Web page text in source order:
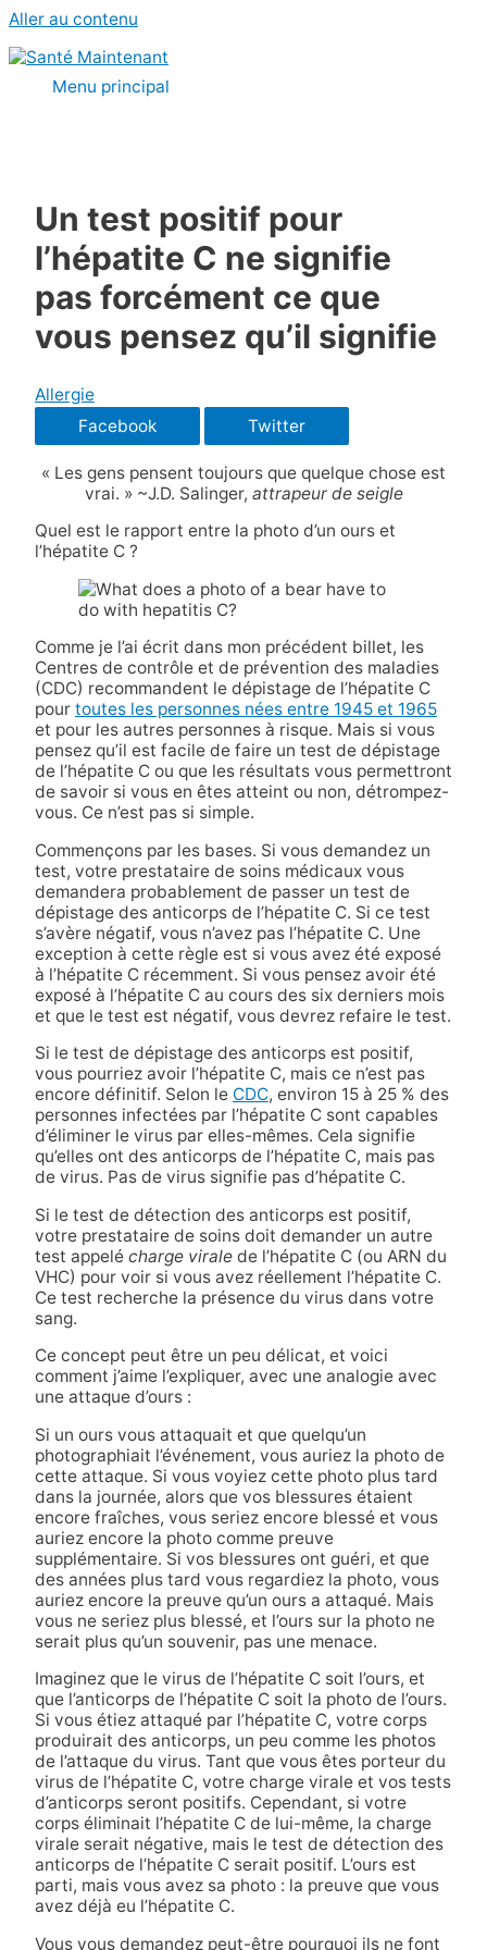
Aller au contenu
Menu principal
Un test positif pour
l’hépatite C ne signifie
pas forcément ce que
vous pensez qu’il signifie
Allergie
Facebook
Twitter
« Les gens pensent toujours que quelque chose est
vrai. » ~J.D. Salinger, attrapeur de seigle
Quel est le rapport entre la photo d’un ours et
l’hépatite C ?
Comme je l’ai écrit dans mon précédent billet, les
Centres de contrôle et de prévention des maladies
(CDC) recommandent le dépistage de l’hépatite C
pour toutes les personnes nées entre 1945 et 1965
et pour les autres personnes à risque. Mais si vous
pensez qu’il est facile de faire un test de dépistage
de l’hépatite C ou que les résultats vous permettront
de savoir si vous en êtes atteint ou non, détrompez-
vous. Ce n’est pas si simple.
Commençons par les bases. Si vous demandez un
test, votre prestataire de soins médicaux vous
demandera probablement de passer un test de
dépistage des anticorps de l’hépatite C. Si ce test
s’avère négatif, vous n’avez pas l’hépatite C. Une
exception à cette règle est si vous avez été exposé
à l’hépatite C récemment. Si vous pensez avoir été
exposé à l’hépatite C au cours des six derniers mois
et que le test est négatif, vous devrez refaire le test.
Si le test de dépistage des anticorps est positif,
vous pourriez avoir l’hépatite C, mais ce n’est pas
encore définitif. Selon le CDC, environ 15 à 25 % des
personnes infectées par l’hépatite C sont capables
d’éliminer le virus par elles-mêmes. Cela signifie
qu’elles ont des anticorps de l’hépatite C, mais pas
de virus. Pas de virus signifie pas d’hépatite C.
Si le test de détection des anticorps est positif,
votre prestataire de soins doit demander un autre
test appelé charge virale de l’hépatite C (ou ARN du
VHC) pour voir si vous avez réellement l’hépatite C.
Ce test recherche la présence du virus dans votre
sang.
Ce concept peut être un peu délicat, et voici
comment j’aime l’expliquer, avec une analogie avec
une attaque d’ours :
Si un ours vous attaquait et que quelqu’un
photographiait l’événement, vous auriez la photo de
cette attaque. Si vous voyiez cette photo plus tard
dans la journée, alors que vos blessures étaient
encore fraîches, vous seriez encore blessé et vous
auriez encore la photo comme preuve
supplémentaire. Si vos blessures ont guéri, et que
des années plus tard vous regardiez la photo, vous
auriez encore la preuve qu’un ours a attaqué. Mais
vous ne seriez plus blessé, et l’ours sur la photo ne
serait plus qu’un souvenir, pas une menace.
Imaginez que le virus de l’hépatite C soit l’ours, et
que l’anticorps de l’hépatite C soit la photo de l’ours.
Si vous étiez attaqué par l’hépatite C, votre corps
produirait des anticorps, un peu comme les photos
de l’attaque du virus. Tant que vous êtes porteur du
virus de l’hépatite C, votre charge virale et vos tests
d’anticorps seront positifs. Cependant, si votre
corps éliminait l’hépatite C de lui-même, la charge
virale serait négative, mais le test de détection des
anticorps de l’hépatite C serait positif. L’ours est
parti, mais vous avez sa photo : la preuve que vous
avez déjà eu l’hépatite C.
Vous vous demandez peut-être pourquoi ils ne font